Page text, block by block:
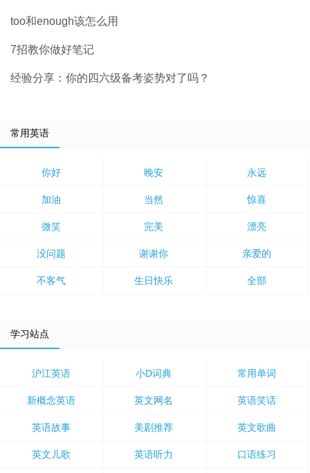
too和enough该怎么用
7招教你做好笔记
经验分享：你的四六级备考姿势对了吗？
常用英语
你好 晚安 永远
加油 当然 惊喜
微笑 完美 漂亮
没问题 谢谢你 亲爱的
不客气 生日快乐 全部
学习站点
沪江英语 小D词典 常用单词
新概念英语 英文网名 英语笑话
英语故事 美剧推荐 英文歌曲
英文儿歌 英语听力 口语练习